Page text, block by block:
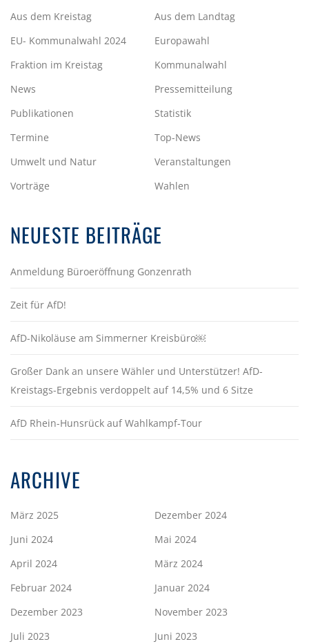
Aus dem Kreistag
Aus dem Landtag
EU- Kommunalwahl 2024
Europawahl
Fraktion im Kreistag
Kommunalwahl
News
Pressemitteilung
Publikationen
Statistik
Termine
Top-News
Umwelt und Natur
Veranstaltungen
Vorträge
Wahlen
NEUESTE BEITRÄGE
Anmeldung Büroeröffnung Gonzenrath
Zeit für AfD!
AfD-Nikoläuse am Simmerner Kreisbüro￼
Großer Dank an unsere Wähler und Unterstützer! AfD-
Kreistags-Ergebnis verdoppelt auf 14,5% und 6 Sitze
AfD Rhein-Hunsrück auf Wahlkampf-Tour
ARCHIVE
März 2025
Dezember 2024
Juni 2024
Mai 2024
April 2024
März 2024
Februar 2024
Januar 2024
Dezember 2023
November 2023
Juli 2023
Juni 2023